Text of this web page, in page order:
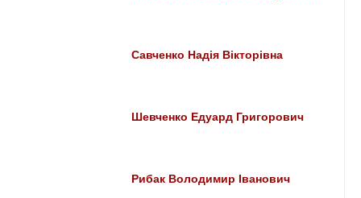
Савченко Надія Вікторівна
Шевченко Едуард Григорович
Рибак Володимир Іванович